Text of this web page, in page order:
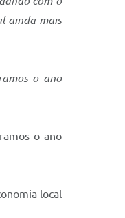
ainda mais
o ano
o ano
local